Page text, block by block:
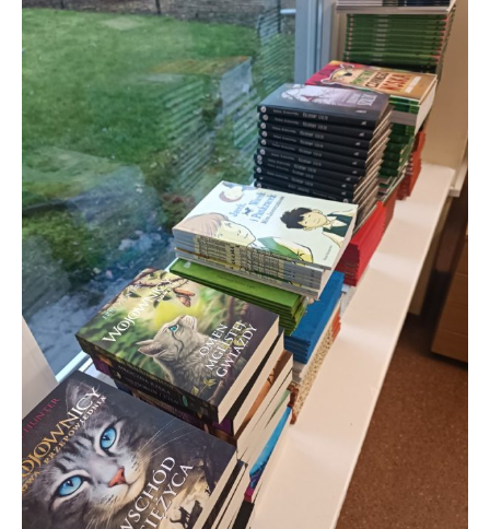
dla
polskich
szkół
na
Litwie